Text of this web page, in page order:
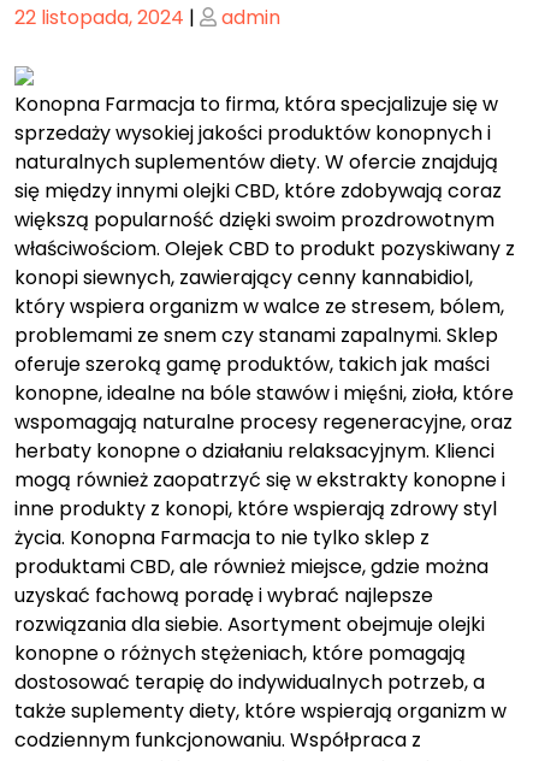
Posted
22 listopada, 2024 | Posted
admin
Konopna Farmacja to firma, która specjalizuje się w
sprzedaży wysokiej jakości produktów konopnych i
naturalnych suplementów diety. W ofercie znajdują
się między innymi olejki CBD, które zdobywają coraz
większą popularność dzięki swoim prozdrowotnym
właściwościom. Olejek CBD to produkt pozyskiwany z
konopi siewnych, zawierający cenny kannabidiol,
który wspiera organizm w walce ze stresem, bólem,
problemami ze snem czy stanami zapalnymi. Sklep
oferuje szeroką gamę produktów, takich jak maści
konopne, idealne na bóle stawów i mięśni, zioła, które
wspomagają naturalne procesy regeneracyjne, oraz
herbaty konopne o działaniu relaksacyjnym. Klienci
mogą również zaopatrzyć się w ekstrakty konopne i
inne produkty z konopi, które wspierają zdrowy styl
życia. Konopna Farmacja to nie tylko sklep z
produktami CBD, ale również miejsce, gdzie można
uzyskać fachową poradę i wybrać najlepsze
rozwiązania dla siebie. Asortyment obejmuje olejki
konopne o różnych stężeniach, które pomagają
dostosować terapię do indywidualnych potrzeb, a
także suplementy diety, które wspierają organizm w
codziennym funkcjonowaniu. Współpraca z